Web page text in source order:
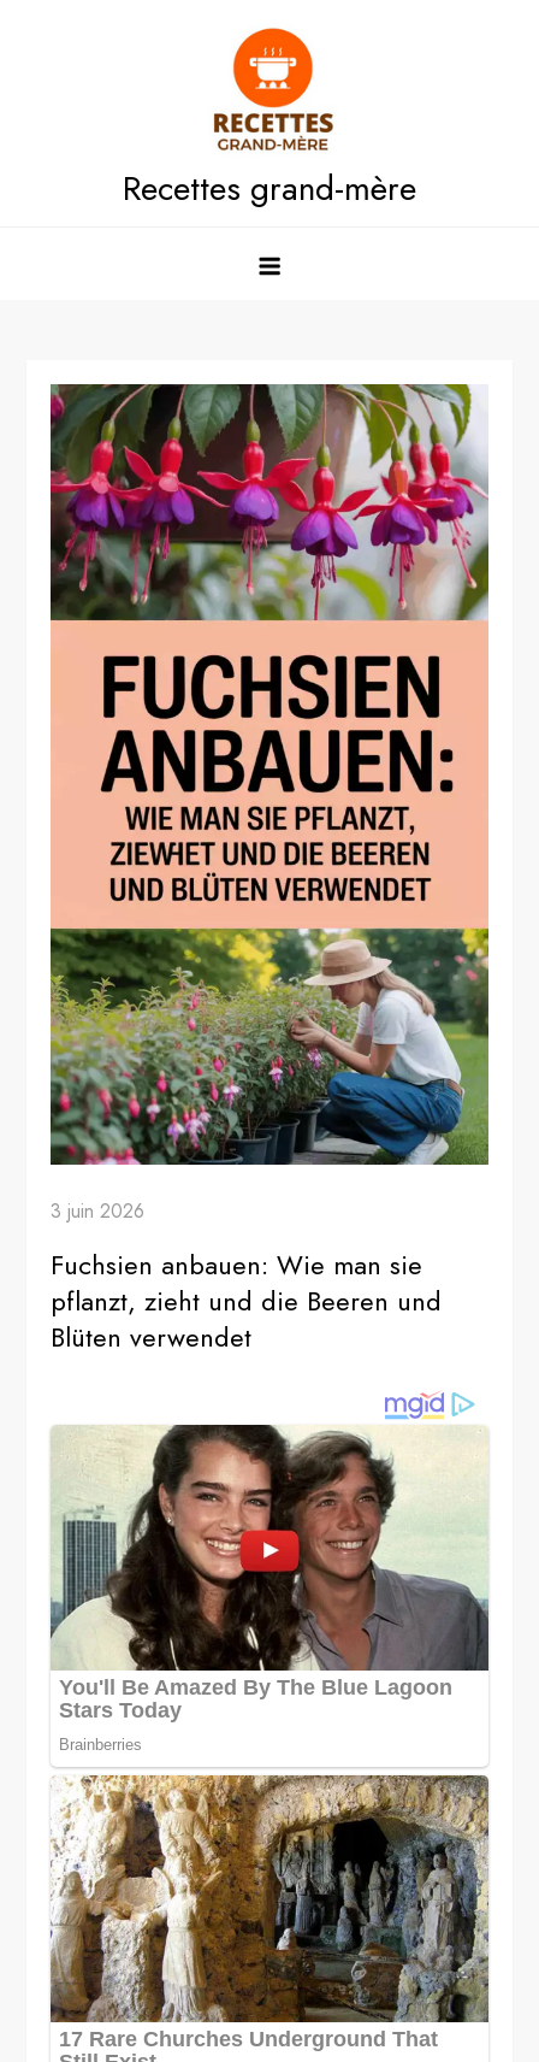
Recettes grand-mère
3 juin 2026
Fuchsien anbauen: Wie man sie
pflanzt, zieht und die Beeren und
Blüten verwendet